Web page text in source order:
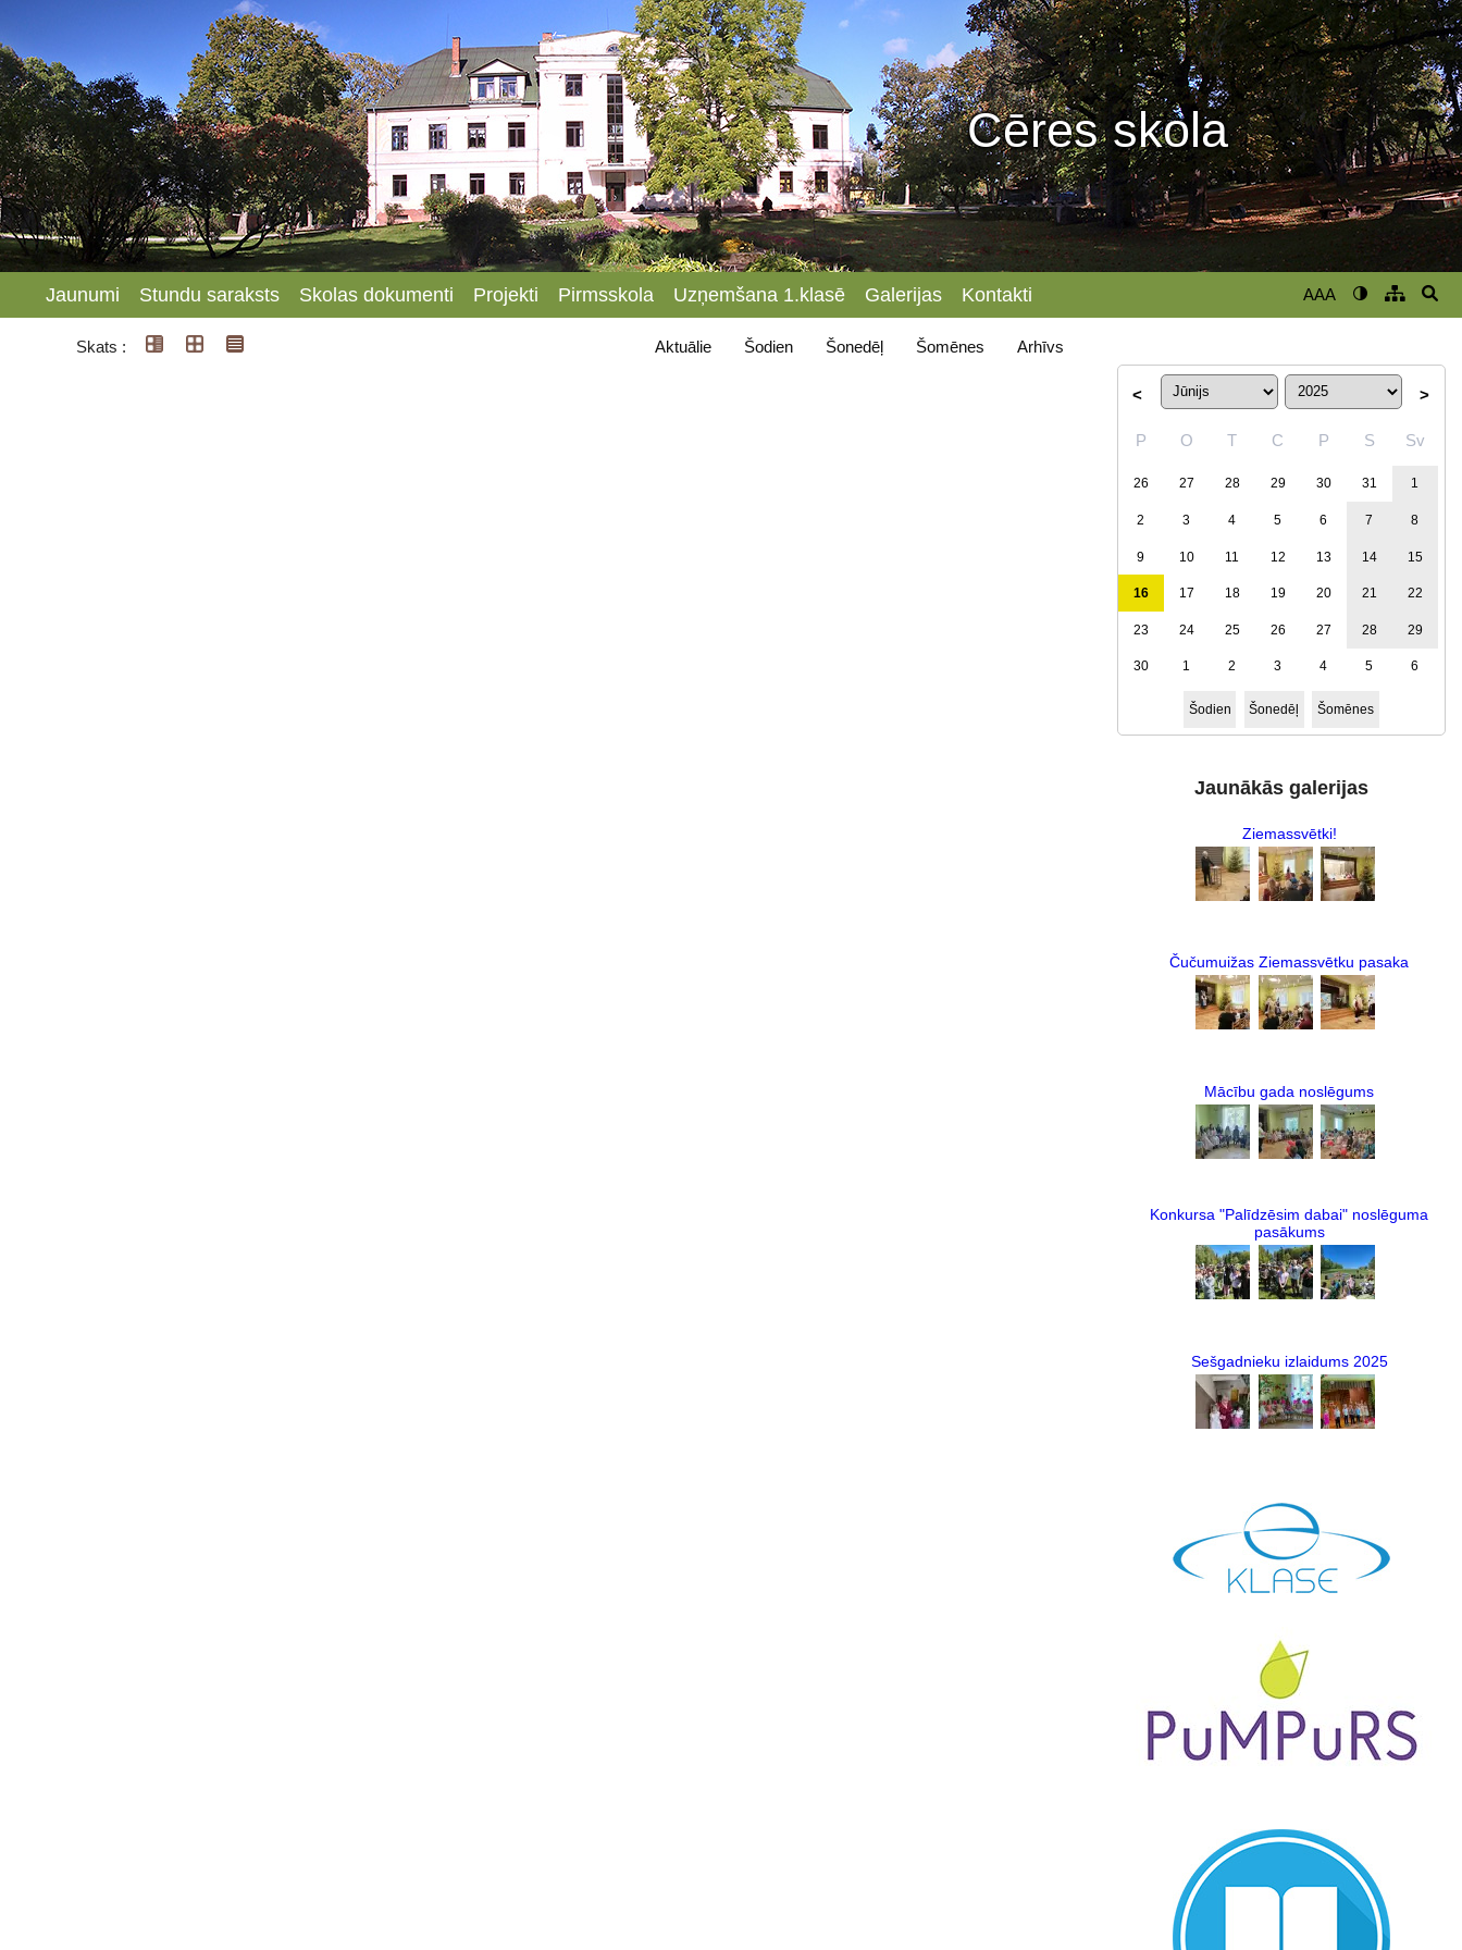
Cēres skola
Jaunumi Stundu saraksts Skolas dokumenti Projekti Pirmsskola Uzņemšana 1.klasē Galerijas Kontakti AAA
Skats : Aktuālie Šodien Šonedēļ Šomēnes Arhīvs
< >
P O T C P S Sv
26 27 28 29 30 31 1
2 3 4 5 6 7 8
9 10 11 12 13 14 15
16 17 18 19 20 21 22
23 24 25 26 27 28 29
30 1 2 3 4 5 6
Šodien Šonedēļ Šomēnes
Jaunākās galerijas
Ziemassvētki!
Čučumuižas Ziemassvētku pasaka
Mācību gada noslēgums
Konkursa "Palīdzēsim dabai" noslēguma
pasākums
Sešgadnieku izlaidums 2025